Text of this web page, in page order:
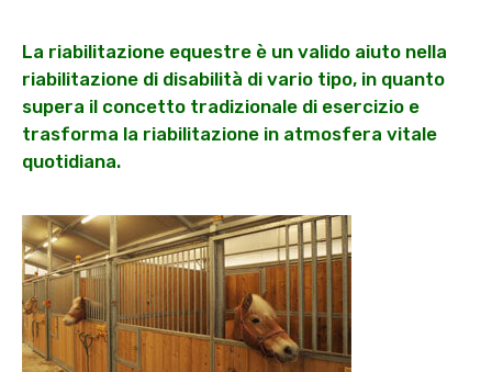
La riabilitazione equestre è un valido aiuto nella
riabilitazione di disabilità di vario tipo, in quanto
supera il concetto tradizionale di esercizio e
trasforma la riabilitazione in atmosfera vitale
quotidiana.